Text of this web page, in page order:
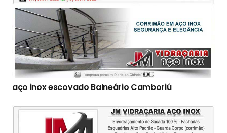
aço inox escovado Balneário Camboriú